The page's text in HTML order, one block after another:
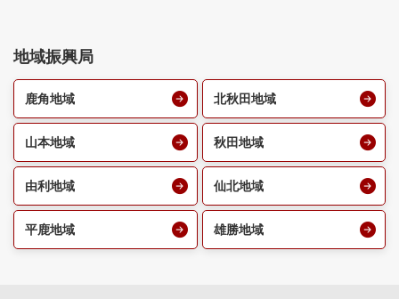
地域振興局
鹿角地域 北秋田地域
山本地域 秋田地域
由利地域 仙北地域
平鹿地域 雄勝地域